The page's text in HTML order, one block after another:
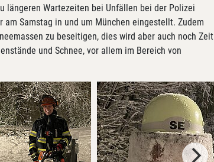
längeren Wartezeiten bei Unfällen bei der Polizei
Samstag in und um München eingestellt. Zudem
zu beseitigen, dies wird aber auch noch Zeit
und Schnee, vor allem im Bereich von